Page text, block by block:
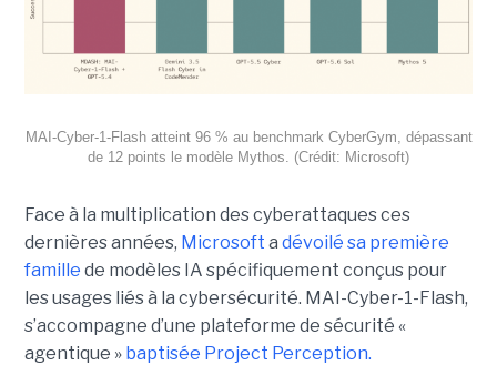
MAI-Cyber-1-Flash atteint 96 % au benchmark CyberGym, dépassant
de 12 points le modèle Mythos. (Crédit: Microsoft)
Face à la multiplication des cyberattaques ces
dernières années, Microsoft a dévoilé sa première
famille de modèles IA spécifiquement conçus pour
les usages liés à la cybersécurité. MAI-Cyber-1-Flash,
s’accompagne d’une plateforme de sécurité «
agentique » baptisée Project Perception.